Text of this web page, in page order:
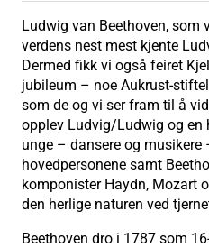
Ludwig van Beethoven, som
verdens nest mest kjente
Dermed fikk vi også feiret
jubileum – noe Aukrust-
som de og vi ser fram til å
opplev Ludvig/Ludwig og en
unge – dansere og
hovedpersonene samt
komponister Haydn, Mozart
den herlige naturen ved
Beethoven dro i 1787 som